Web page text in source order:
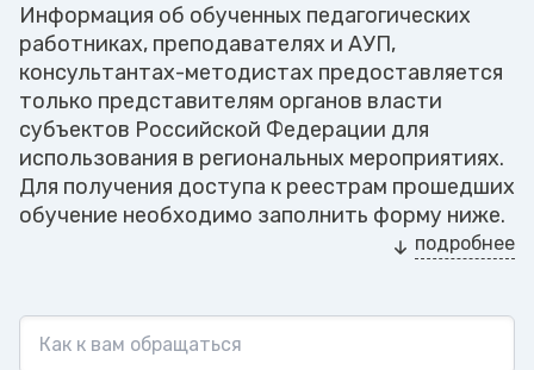
Информация об обученных педагогических
работниках, преподавателях и АУП,
консультантах-методистах предоставляется
только представителям органов власти
субъектов Российской Федерации для
использования в региональных мероприятиях.
Для получения доступа к реестрам прошедших
обучение необходимо заполнить форму ниже.
подробнее